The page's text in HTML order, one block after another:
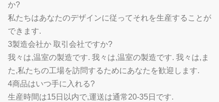
か?
私たちはあなたのデザインに従ってそれを生産することが
できます.
3製造会社か 取引会社ですか?
我々は,温室の製造です. 我々は,温室の製造です. 我々は,ま
た,私たちの工場を訪問するためにあなたを歓迎します.
4商品はいつ手に入れる?
生産時間は15日以内で,運送は通常20-35日です.